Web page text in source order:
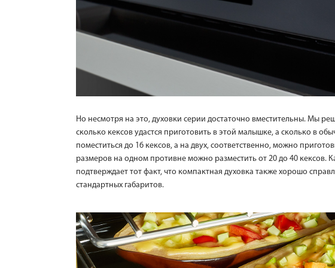
Но несмотря на это, духовки серии достаточно вместительны. Мы
сколько кексов удастся приготовить в этой малышке, а сколько в
поместиться до 16 кексов, а на двух, соответственно, можно
размеров на одном противне можно разместить от 20 до 40 кексов.
подтверждает тот факт, что компактная духовка также хорошо
стандартных габаритов.